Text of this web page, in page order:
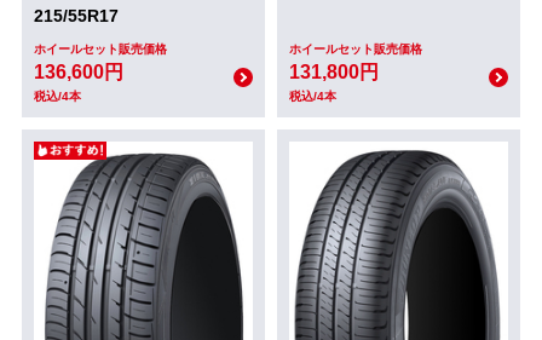
215/55R17
ホイールセット販売価格
136,600円
税込/4本
ホイールセット販売価格
131,800円
税込/4本